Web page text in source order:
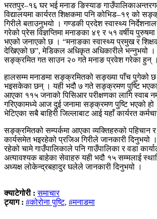
भरतपुर–१६ घर भई मनाङ ङिस्याङ
विद्यालयमा कार्यरत शिक्षकमा पनि कोभिड–१९ को
गिरीले बताउनुभयो । गण्डकी प्रदेश स्वास्थ्य
गरेको प्रेस विज्ञप्तिमा मनाङका ४९ र ५१ वर्षीय
भएको जनाएको छ । “मनाङका स्वास्थ्य प्रमुख र
देखिएको छ”, मेडिकल अधिकृत अधिकारीले भन्नुभयो ।
सङ्क्रमित गत साउन २० गते मनाङ प्रवेश गरेका हुन् ।
हालसम्म मनाङमा सङ्क्रमितको सङ्ख्या पाँच पुगेको
भइसकेका छन् । यही भदौ ७ गते सङ्क्रमण पुष्टि भएका
आएका ११५ जनाको पिसिआर परीक्षणका लागि स्वाब
गरिएकामध्ये आज दुई जनामा सङ्क्रमण पुष्टि भएको
भेटिएका सबै बाहिरी जिल्लाबाट आई यहाँ कार्यरत
सङ्क्रमितको सम्पर्कमा आएका व्यक्तिहरुको
कार्यसमेत भइरहेको प्रजिअ गिरीले जानकारी दिनुभयो
रहेको चामे गाउँपालिकाले पनि गाउँपालिका र वडा
अत्यावश्यक बाहेका सेवाहरु यही भदौ १५ सम्मलाई
अध्यक्ष लोकेन्द्रबहादुर घलेले जानकारी दिनुभयो ।
क्याटेगोरी :समाचार
ट्याग : #कोरोना पुष्टि, #मनाङमा